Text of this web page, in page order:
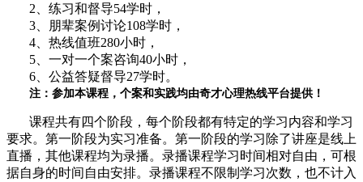
2、练习和督导54学时，
3、朋辈案例讨论108学时，
4、热线值班280小时，
5、一对一个案咨询40小时，
6、公益答疑督导27学时。
注：参加本课程，个案和实践均由奇才心理热线平台提供！
课程共有四个阶段，每个阶段都有特定的学习内容和学习
要求。第一阶段为实习准备。第一阶段的学习除了讲座是线上
直播，其他课程均为录播。录播课程学习时间相对自由，可根
据自身的时间自由安排。录播课程不限制学习次数，也不计入